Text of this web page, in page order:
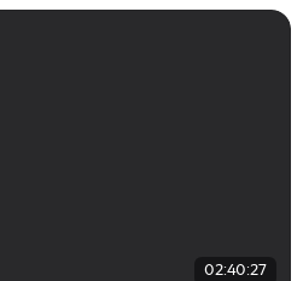
02:40:27